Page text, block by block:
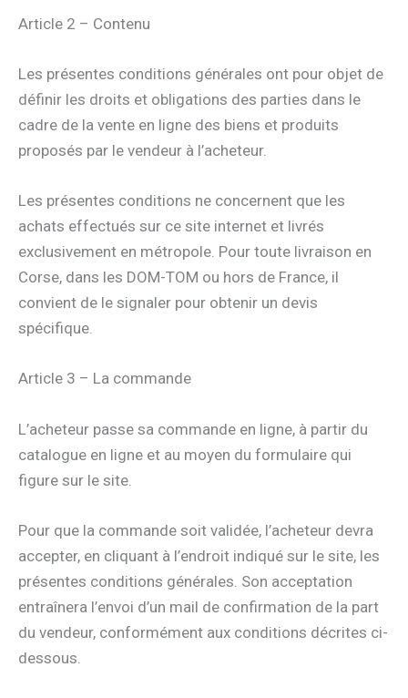
Article 2 – Contenu
Les présentes conditions générales ont pour objet de
définir les droits et obligations des parties dans le
cadre de la vente en ligne des biens et produits
proposés par le vendeur à l’acheteur.
Les présentes conditions ne concernent que les
achats effectués sur ce site internet et livrés
exclusivement en métropole. Pour toute livraison en
Corse, dans les DOM-TOM ou hors de France, il
convient de le signaler pour obtenir un devis
spécifique.
Article 3 – La commande
L’acheteur passe sa commande en ligne, à partir du
catalogue en ligne et au moyen du formulaire qui
figure sur le site.
Pour que la commande soit validée, l’acheteur devra
accepter, en cliquant à l’endroit indiqué sur le site, les
présentes conditions générales. Son acceptation
entraînera l’envoi d’un mail de confirmation de la part
du vendeur, conformément aux conditions décrites ci-
dessous.